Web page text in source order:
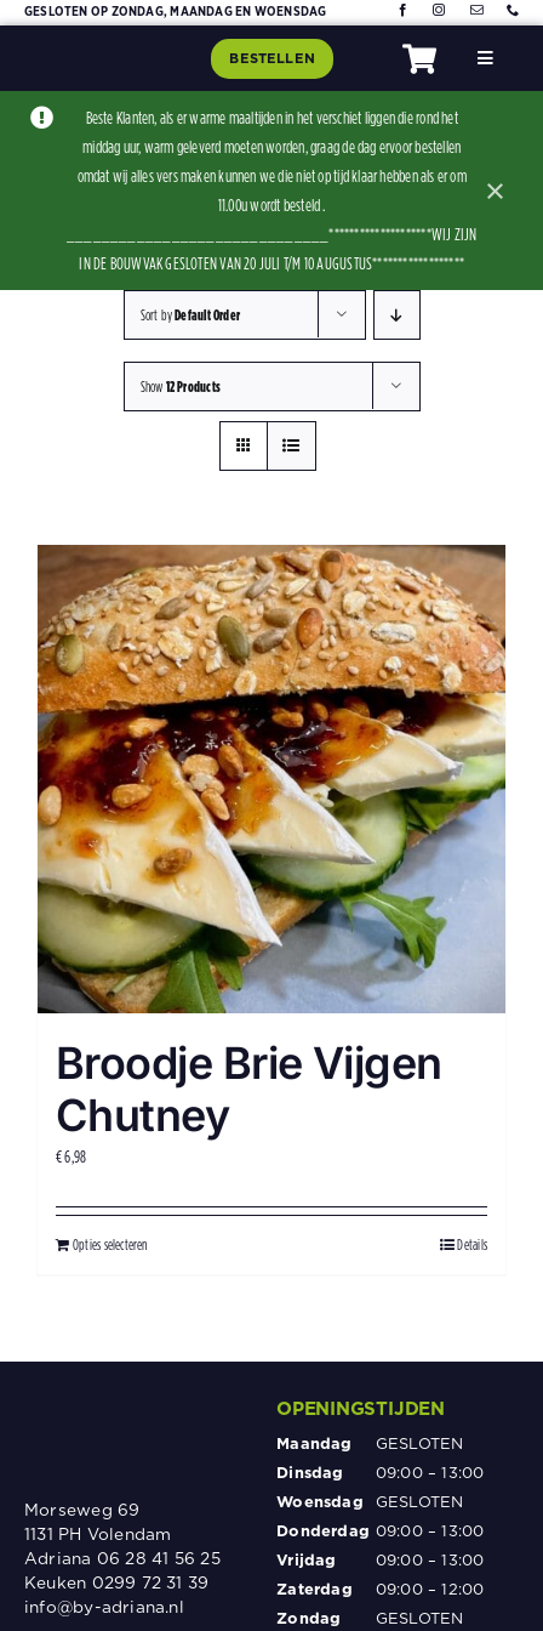
GESLOTEN OP ZONDAG, MAANDAG EN WOENSDAG
Toggle
Contact
BESTELLEN
Beste Klanten, als er warme maaltijden in het verschiet liggen die rond het
middag uur, warm geleverd moeten worden, graag de dag ervoor bestellen
omdat wij alles vers maken kunnen we die niet op tijd klaar hebben als er om
11.00u wordt besteld .
______________________________********************WIJ ZIJN
IN DE BOUWVAK GESLOTEN VAN 20 JULI T/M 10 AUGUSTUS******************
×
Sort byDefault Order
Show12 Products
Broodje Brie Vijgen
Chutney
€6,98
Opties selecteren Details
Morseweg 69
1131 PH Volendam
Adriana 06 28 41 56 25
Keuken 0299 72 31 39
info@by-adriana.nl
OPENINGSTIJDEN
Maandag
GESLOTEN
Dinsdag
09:00 – 13:00
Woensdag
GESLOTEN
Donderdag 09:00 – 13:00
Vrijdag
09:00 – 13:00
Zaterdag
09:00 – 12:00
Zondag
GESLOTEN